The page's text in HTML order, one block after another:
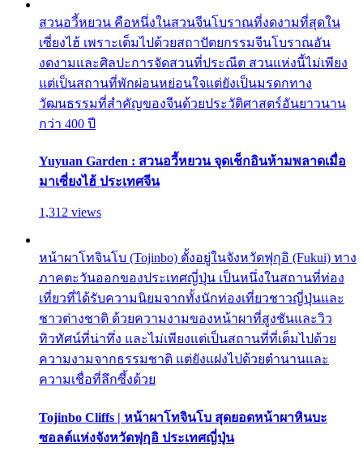
สวนอวี้หยวน คือหนึ่งในสวนจีนโบราณที่งดงามที่สุดใน
เซี่ยงไฮ้ เพราะเต็มไปด้วยสถาปัตยกรรมจีนโบราณอัน
งดงามและศิลปะการจัดสวนที่ประณีต สวนแห่งนี้ไม่เพียง
แต่เป็นสถานที่พักผ่อนหย่อนใจแต่ยังเป็นมรดกทาง
วัฒนธรรมที่สำคัญของจีนด้วยประวัติศาสตร์อันยาวนาน
กว่า 400 ปี
Yuyuan Garden : สวนอวี้หยวน จุดเช็กอินห้ามพลาดเมื่อ
มาเซี่ยงไฮ้ ประเทศจีน
1,312 views
หน้าผาโทจินโบ (Tojinbo) ตั้งอยู่ในจังหวัดฟุกุอิ (Fukui) ทาง
ภาคตะวันออกของประเทศญี่ปุ่น เป็นหนึ่งในสถานที่ท่อง
เที่ยวที่ได้รับความนิยมจากทั้งนักท่องเที่ยวชาวญี่ปุ่นและ
ชาวต่างชาติ ด้วยความงามของหน้าผาที่สูงชันและวิว
ทิวทัศน์ที่น่าทึ่ง และไม่เพียงแต่เป็นสถานที่ที่เต็มไปด้วย
ความงามจากธรรมชาติ แต่ยังแฝงไปด้วยตำนานและ
ความเชื่อที่ลึกซึ้งด้วย
Tojinbo Cliffs | หน้าผาโทจินโบ สุดยอดหน้าผาหินบะ
ซอลต์แห่งจังหวัดฟุกุอิ ประเทศญี่ปุ่น